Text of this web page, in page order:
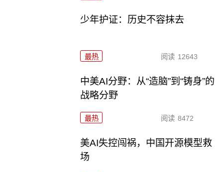
少年护证：历史不容抹去
最热 阅读 12643
中美AI分野：从“造脑”到“铸身”的
战略分野
最热 阅读 8472
美AI失控闯祸，中国开源模型救
场